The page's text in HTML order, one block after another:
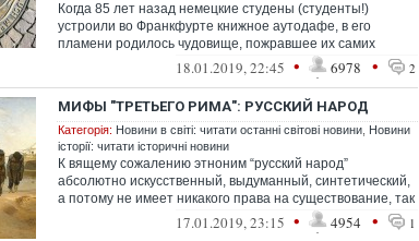
Когда 85 лет назад немецкие студены (студенты!)
устроили во Франкфурте книжное аутодафе, в его
пламени родилось чудовище, пожравшее их самих
18.01.2019, 22:45 • 6978 • 2
МИФЫ "ТРЕТЬЕГО РИМА": РУССКИЙ НАРОД
Категорія: Новини в світі: читати останні світові новини Новини
історії: читати історичні новини
К вящему сожалению этноним “русский народ”
абсолютно искусственный, выдуманный, синтетический,
а потому не имеет никакого права на существование, так
17.01.2019, 23:15 • 4954 • 1